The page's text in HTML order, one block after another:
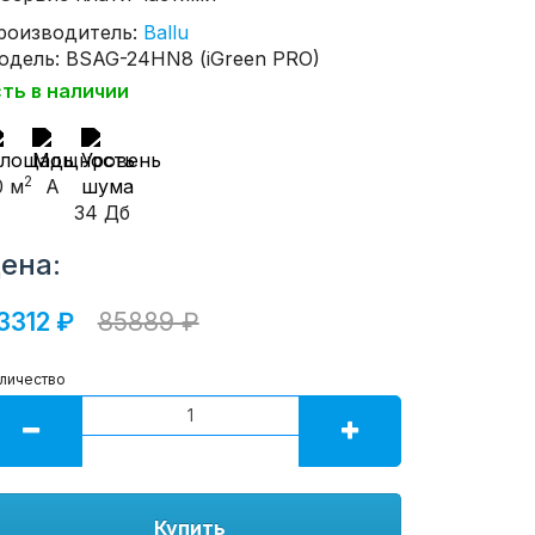
Ballu
BSAG-24HN8 (iGreen PRO)
в наличии
м2
A
34 Дб
₽ 85889 ₽
Купить